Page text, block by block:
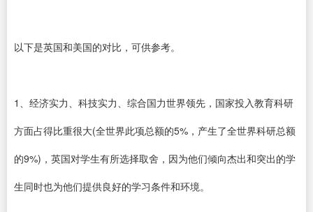
以下是英国和美国的对比，可供参考。
1、经济实力、科技实力、综合国力世界领先，国家投入教育科研
方面占得比重很大(全世界此项总额的5%，产生了全世界科研总额
的9%)，英国对学生有所选择取舍，因为他们倾向杰出和突出的学
生同时也为他们提供良好的学习条件和环境。